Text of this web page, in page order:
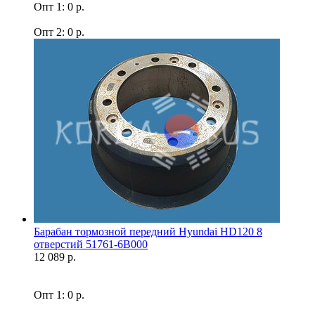
Опт 1: 0 р.
Опт 2: 0 р.
Барабан тормозной передний Hyundai HD120 8
отверстий 51761-6B000
12 089 р.
Опт 1: 0 р.